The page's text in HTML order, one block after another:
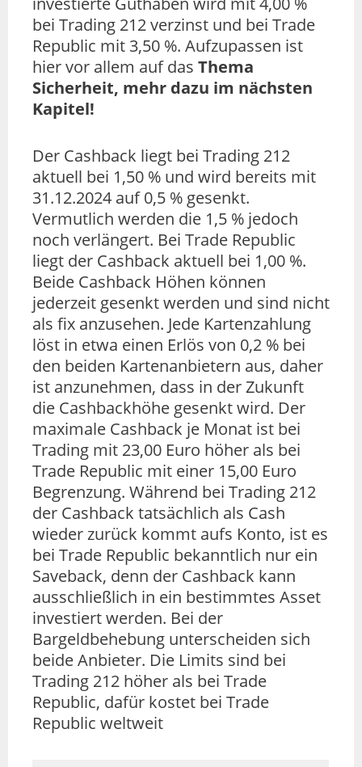
bei Trading 212 verzinst und bei Trade
Republic mit 3,50 %. Aufzupassen ist
hier vor allem auf das Thema
Sicherheit, mehr dazu im nächsten
Kapitel!
Der Cashback liegt bei Trading 212
aktuell bei 1,50 % und wird bereits mit
31.12.2024 auf 0,5 % gesenkt.
Vermutlich werden die 1,5 % jedoch
noch verlängert. Bei Trade Republic
liegt der Cashback aktuell bei 1,00 %.
Beide Cashback Höhen können
jederzeit gesenkt werden und sind nicht
als fix anzusehen. Jede Kartenzahlung
löst in etwa einen Erlös von 0,2 % bei
den beiden Kartenanbietern aus, daher
ist anzunehmen, dass in der Zukunft
die Cashbackhöhe gesenkt wird. Der
maximale Cashback je Monat ist bei
Trading mit 23,00 Euro höher als bei
Trade Republic mit einer 15,00 Euro
Begrenzung. Während bei Trading 212
der Cashback tatsächlich als Cash
wieder zurück kommt aufs Konto, ist es
bei Trade Republic bekanntlich nur ein
Saveback, denn der Cashback kann
ausschließlich in ein bestimmtes Asset
investiert werden. Bei der
Bargeldbehebung unterscheiden sich
beide Anbieter. Die Limits sind bei
Trading 212 höher als bei Trade
Republic, dafür kostet bei Trade
Republic weltweit